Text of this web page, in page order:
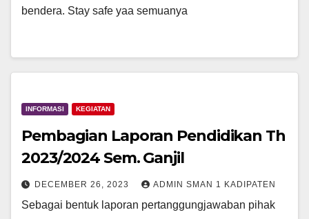
bendera. Stay safe yaa semuanya
INFORMASI KEGIATAN
Pembagian Laporan Pendidikan Th
2023/2024 Sem. Ganjil
DECEMBER 26, 2023 ADMIN SMAN 1 KADIPATEN
Sebagai bentuk laporan pertanggungjawaban pihak